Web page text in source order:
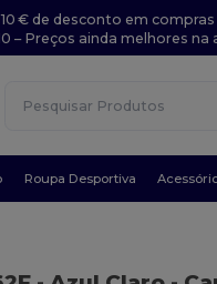
€ de desconto em
– Preços ainda melhores na
Roupa Desportiva